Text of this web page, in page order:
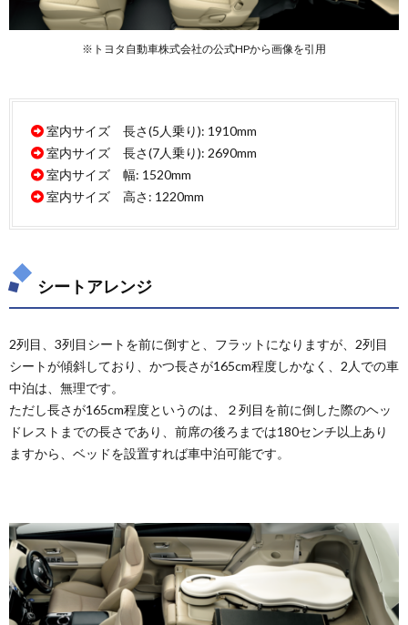
を検
討さ
※トヨタ自動車株式会社の公式HPから画像を引用
室内サイズ 長さ(5人乗り): 1910mm
室内サイズ 長さ(7人乗り): 2690mm
室内サイズ 幅: 1520mm
室内サイズ 高さ: 1220mm
シートアレンジ
2列目、3列目シートを前に倒すと、フラットになりますが、2列目
シートが傾斜しており、かつ長さが165cm程度しかなく、2人での車
中泊は、無理です。
ただし長さが165cm程度というのは、２列目を前に倒した際のヘッ
ドレストまでの長さであり、前席の後ろまでは180センチ以上あり
ますから、ベッドを設置すれば車中泊可能です。